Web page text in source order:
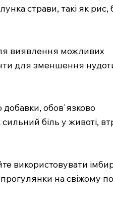
страви, такі як рис,
виявлення можливих
для зменшення
добавки, обов'язково
біль у животі,
використовувати
на свіжому